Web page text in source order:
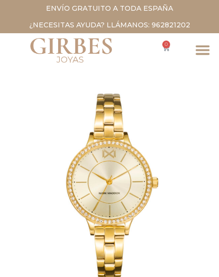
ENVÍO GRATUITO A TODA ESPAÑA
¿NECESITAS AYUDA? LLÁMANOS: 962821202
0